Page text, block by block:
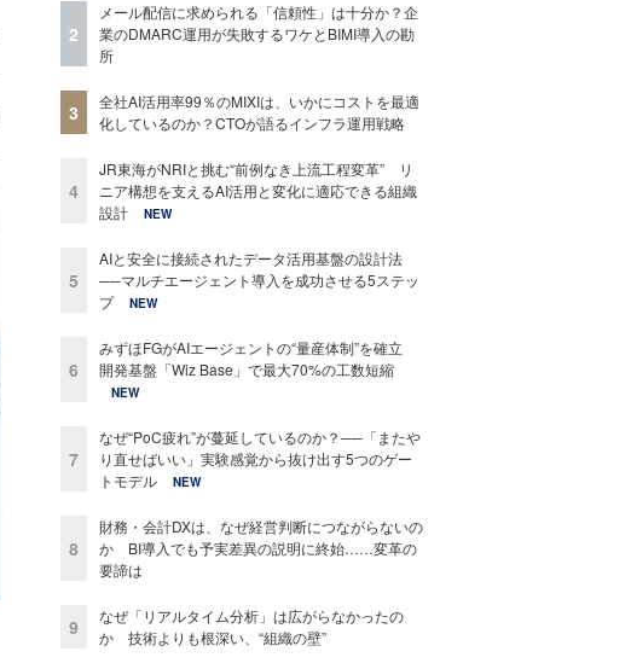
2
メール配信に求められる「信頼性」は十分か？企
業のDMARC運用が失敗するワケとBIMI導入の勘
所
3
全社AI活用率99％のMIXIは、いかにコストを最適
化しているのか？CTOが語るインフラ運用戦略
4
JR東海がNRIと挑む“前例なき上流工程変革” リ
ニア構想を支えるAI活用と変化に適応できる組織
設計
NEW
5
AIと安全に接続されたデータ活用基盤の設計法
──マルチエージェント導入を成功させる5ステッ
プ
NEW
6
みずほFGがAIエージェントの“量産体制”を確立
開発基盤「Wiz Base」で最大70%の工数短縮
NEW
7
なぜ“PoC疲れ”が蔓延しているのか？──「またや
り直せばいい」実験感覚から抜け出す5つのゲー
トモデル
NEW
8
財務・会計DXは、なぜ経営判断につながらないの
か BI導入でも予実差異の説明に終始……変革の
要諦は
9
なぜ「リアルタイム分析」は広がらなかったの
か 技術よりも根深い、“組織の壁”